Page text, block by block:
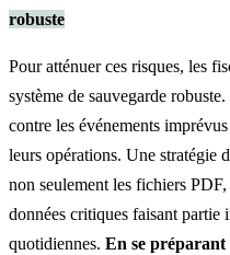
robuste
Pour atténuer ces risques, les
système de sauvegarde
contre les événements
leurs opérations. Une stratégie
non seulement les fichiers
données critiques faisant partie
quotidiennes. En se préparant